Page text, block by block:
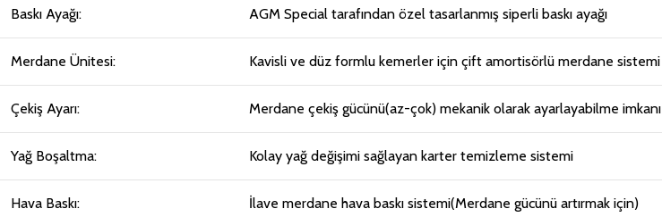
Baskı Ayağı: AGM Special tarafından özel tasarlanmış siperli baskı ayağı
Merdane Ünitesi: Kavisli ve düz formlu kemerler için çift amortisörlü merdane sistemi
Çekiş Ayarı: Merdane çekiş gücünü(az-çok) mekanik olarak ayarlayabilme imkanı
Yağ Boşaltma: Kolay yağ değişimi sağlayan karter temizleme sistemi
Hava Baskı: İlave merdane hava baskı sistemi(Merdane gücünü artırmak için)